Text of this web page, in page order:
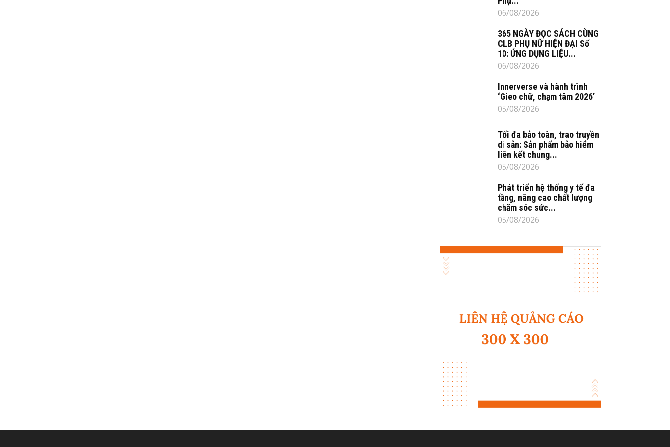
06/08/2026
365 NGÀY ĐỌC SÁCH CÙNG
CLB PHỤ NỮ HIỆN ĐẠI Số
10: ỨNG DỤNG LIỆU...
06/08/2026
Innerverse và hành trình
‘Gieo chữ, chạm tâm 2026’
05/08/2026
Tối đa bảo toàn, trao truyền
di sản: Sản phẩm bảo hiểm
liên kết chung...
05/08/2026
Phát triển hệ thống y tế đa
tầng, nâng cao chất lượng
chăm sóc sức...
05/08/2026